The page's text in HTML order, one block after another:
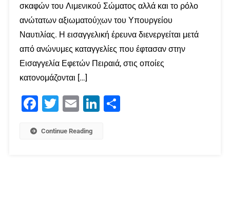
σκαφών του Λιμενικού Σώματος αλλά και το ρόλο
ανώτατων αξιωματούχων του Υπουργείου
Ναυτιλίας. Η εισαγγελική έρευνα διενεργείται μετά
από ανώνυμες καταγγελίες που έφτασαν στην
Εισαγγελία Εφετών Πειραιά, στις οποίες
κατονομάζονται […]
Facebook
Twitter Email LinkedIn
Continue Reading